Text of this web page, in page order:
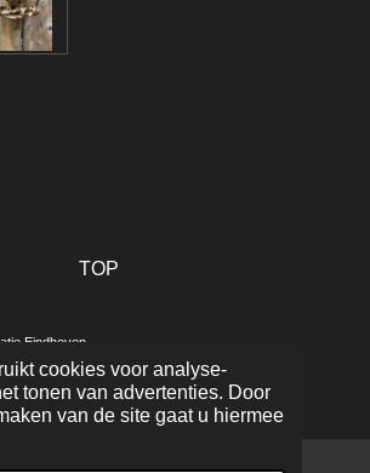
cookies voor analyse-
tonen van advertenties. Door
van de site gaat u hiermee
TOP
Eindhoven